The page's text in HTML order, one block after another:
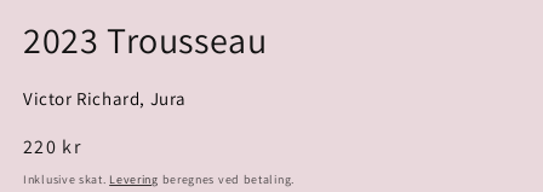
2023 Trousseau
Victor Richard, Jura
Normalpris
220 kr
Inklusive skat. Levering beregnes ved betaling.